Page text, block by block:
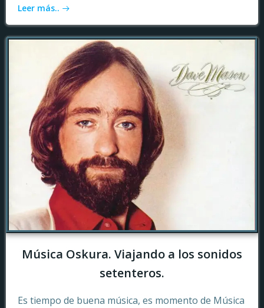
Leer más..
Música Oskura. Viajando a los sonidos
setenteros.
Es tiempo de buena música, es momento de Música